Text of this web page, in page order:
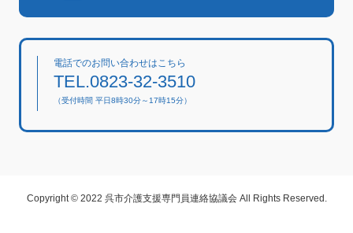
電話でのお問い合わせはこちら
TEL.0823-32-3510
（受付時間 平日8時30分～17時15分）
Copyright © 2022 呉市介護支援専門員連絡協議会 All Rights Reserved.